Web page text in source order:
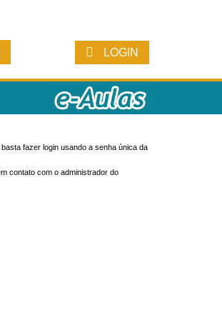
LOGIN
fazer login usando a senha única da
contato com o administrador do